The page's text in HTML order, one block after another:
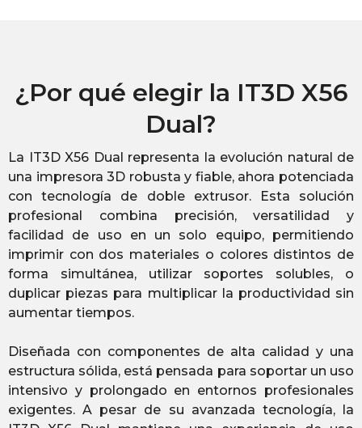
¿Por qué elegir la IT3D X56
Dual?
La IT3D X56 Dual representa la evolución natural de
una impresora 3D robusta y fiable, ahora potenciada
con tecnología de doble extrusor. Esta solución
profesional combina precisión, versatilidad y
facilidad de uso en un solo equipo, permitiendo
imprimir con dos materiales o colores distintos de
forma simultánea, utilizar soportes solubles, o
duplicar piezas para multiplicar la productividad sin
aumentar tiempos.
Diseñada con componentes de alta calidad y una
estructura sólida, está pensada para soportar un uso
intensivo y prolongado en entornos profesionales
exigentes. A pesar de su avanzada tecnología, la